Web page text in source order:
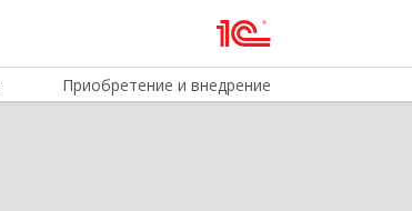
Приобретение и внедрение